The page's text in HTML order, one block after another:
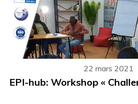
22 mars 2021
EPI-hub: Workshop «